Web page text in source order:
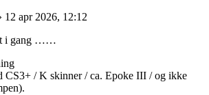
12 apr 2026, 12:12
i gang ……
CS3+ / K skinner / ca. Epoke III / og ikke